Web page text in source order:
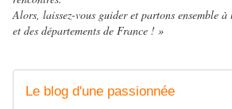
Alors, laissez-vous guider et partons ensemble à
et des départements de France ! »
Le blog d'une passionnée